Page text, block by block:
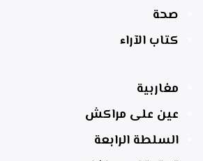
صحة
كتاب الآراء
مغاربية
عين على مراكش
السلطة الرابعة